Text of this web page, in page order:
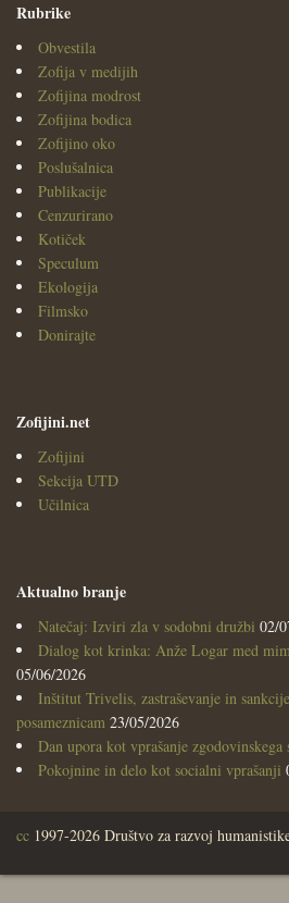
Rubrike
Obvestila
Zofija v medijih
Zofijina modrost
Zofijina bodica
Zofijino oko
Poslušalnica
Publikacije
Cenzurirano
Kotiček
Speculum
Ekologija
Filmsko
Donirajte
Zofijini.net
Zofijini
Sekcija UTD
Učilnica
Aktualno branje
Natečaj: Izviri zla v sodobni družbi 02/
Dialog kot krinka: Anže Logar med
05/06/2026
Inštitut Trivelis, zastraševanje in
posameznicam 23/05/2026
Dan upora kot vprašanje zgodovinskega
Pokojnine in delo kot socialni vprašanji
cc 1997-2026 Društvo za razvoj